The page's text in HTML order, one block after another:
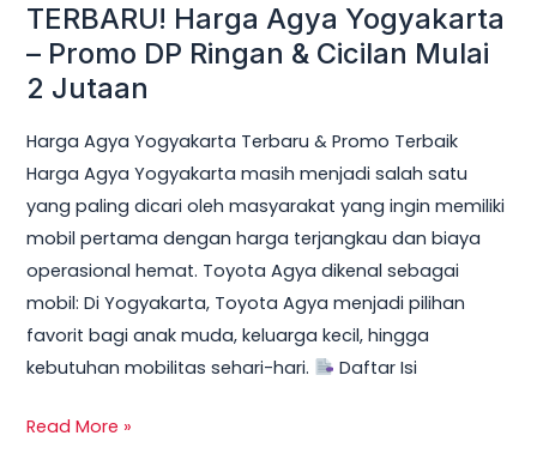
TERBARU! Harga Agya Yogyakarta
– Promo DP Ringan & Cicilan Mulai
2 Jutaan
Harga Agya Yogyakarta Terbaru & Promo Terbaik
Harga Agya Yogyakarta masih menjadi salah satu
yang paling dicari oleh masyarakat yang ingin memiliki
mobil pertama dengan harga terjangkau dan biaya
operasional hemat. Toyota Agya dikenal sebagai
mobil: Di Yogyakarta, Toyota Agya menjadi pilihan
favorit bagi anak muda, keluarga kecil, hingga
kebutuhan mobilitas sehari-hari.
Daftar Isi
2
Jutaan
Read More »